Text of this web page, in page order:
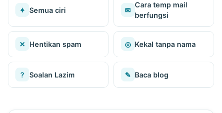
✦ Semua ciri ✉
Cara temp mail
berfungsi
✕ Hentikan spam ◎ Kekal tanpa nama
? Soalan Lazim ✎ Baca blog